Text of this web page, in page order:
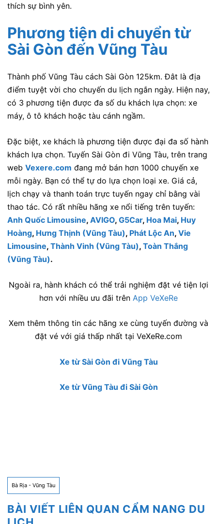
thích sự bình yên.
Phương tiện di chuyển từ
Sài Gòn đến Vũng Tàu
Thành phố Vũng Tàu cách Sài Gòn 125km. Đât là địa
điểm tuyệt vời cho chuyến du lịch ngắn ngày. Hiện nay,
có 3 phương tiện được đa số du khách lựa chọn: xe
máy, ô tô khách hoặc tàu cánh ngầm.
Đặc biệt, xe khách là phương tiện được đại đa số hành
khách lựa chọn. Tuyến Sài Gòn đi Vũng Tàu, trên trang
web Vexere.com đang mở bán hơn 1000 chuyến xe
mỗi ngày. Bạn có thể tự do lựa chọn loại xe. Giá cả,
lịch chạy và thanh toán trực tuyến ngay chỉ bằng vài
thao tác. Có rất nhiều hãng xe nổi tiếng trên tuyến:
Anh Quốc Limousine, AVIGO, G5Car, Hoa Mai, Huy
Hoàng, Hưng Thịnh (Vũng Tàu), Phát Lộc An, Vie
Limousine, Thành Vinh (Vũng Tàu), Toàn Thắng
(Vũng Tàu).
Ngoài ra, hành khách có thể trải nghiệm đặt vé tiện lợi
hơn với nhiều ưu đãi trên App VeXeRe
Xem thêm thông tin các hãng xe cùng tuyến đường và
đặt vé với giá thấp nhất tại VeXeRe.com
Xe từ Sài Gòn đi Vũng Tàu
Xe từ Vũng Tàu đi Sài Gòn
Bà Rịa - Vũng Tàu
BÀI VIẾT LIÊN QUAN CẨM NANG DU